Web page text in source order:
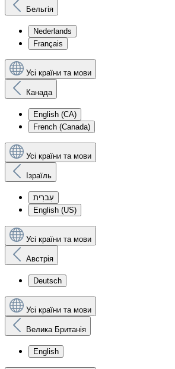
Бельгія
Nederlands
Français
Усі країни та мови
Канада
English (CA)
French (Canada)
Усі країни та мови
Ізраїль
עִברִית
English (US)
Усі країни та мови
Австрія
Deutsch
Усі країни та мови
Велика Британія
English